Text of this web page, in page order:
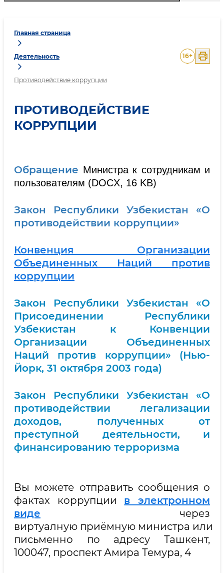
Главная страница
Деятельность
Противодействие коррупции
16+
ПРОТИВОДЕЙСТВИЕ
КОРРУПЦИИ
Обращение Министра к сотрудникам и
пользователям (DOCX, 16 KB)
Закон Республики Узбекистан «О
противодействии коррупции»
Конвенция Организации
Объединенных Наций против
коррупции
Закон Республики Узбекистан «О
Присоединении Республики
Узбекистан к Конвенции
Организации Объединенных
Наций против коррупции» (Нью-
Йорк, 31 октября 2003 года)
Закон Республики Узбекистан «О
противодействии легализации
доходов, полученных от
преступной деятельности, и
финансированию терроризма
Вы можете отправить сообщения о
фактах коррупции в электронном
виде через
виртуалную приёмную министра или
письменно по адресу Ташкент,
100047, проспект Амира Темура, 4